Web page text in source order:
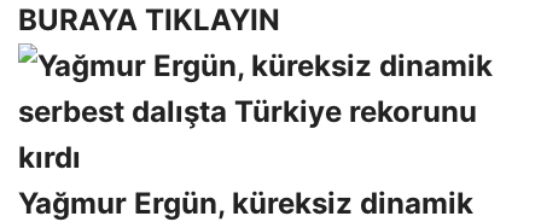
BURAYA TIKLAYIN
Yağmur Ergün, küreksiz dinamik